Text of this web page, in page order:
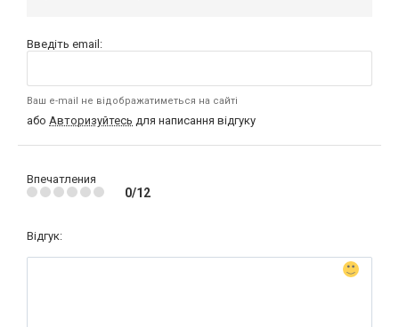
Введіть email:
Ваш e-mail не відображатиметься на сайті
або Авторизуйтесь для написання відгуку
Впечатления
0/12
Відгук: